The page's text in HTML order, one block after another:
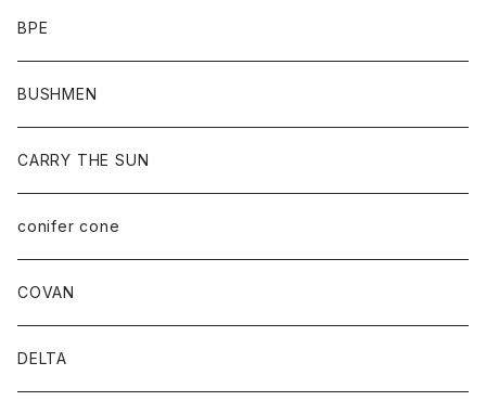
BPE
BUSHMEN
CARRY THE SUN
conifer cone
COVAN
DELTA